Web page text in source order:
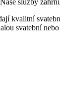
kvalitní
svatební